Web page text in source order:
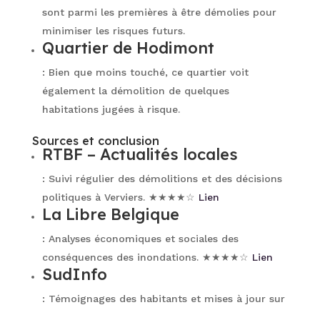
sont parmi les premières à être démolies pour
minimiser les risques futurs.
Quartier de Hodimont
: Bien que moins touché, ce quartier voit
également la démolition de quelques
habitations jugées à risque.
Sources et conclusion
RTBF – Actualités locales
: Suivi régulier des démolitions et des décisions
politiques à Verviers. ★★★★☆ Lien
La Libre Belgique
: Analyses économiques et sociales des
conséquences des inondations. ★★★★☆ Lien
SudInfo
: Témoignages des habitants et mises à jour sur